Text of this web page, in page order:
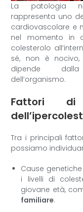
La patologia
rappresenta uno
cardiovascolare e
nel momento in
colesterolo
sé, non è
dipende dalla
dell’organismo.
Fattori
Tra i principali
possiamo
Cause
i livelli di
giovane età,
familiare.